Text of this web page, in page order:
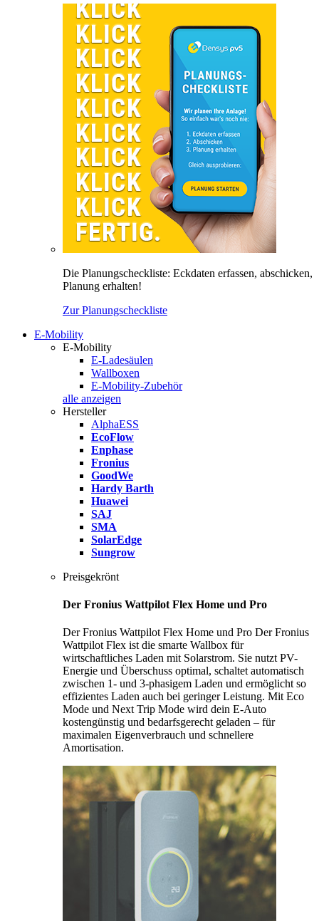
Die Planungscheckliste: Eckdaten erfassen, abschicken,
Planung erhalten!
Zur Planungscheckliste
E-Mobility
E-Mobility
E-Ladesäulen
Wallboxen
E-Mobility-Zubehör
alle anzeigen
Hersteller
AlphaESS
EcoFlow
Enphase
Fronius
GoodWe
Hardy Barth
Huawei
SAJ
SMA
SolarEdge
Sungrow
Preisgekrönt
Der Fronius Wattpilot Flex Home und Pro
Der Fronius Wattpilot Flex Home und Pro Der Fronius
Wattpilot Flex ist die smarte Wallbox für
wirtschaftliches Laden mit Solarstrom. Sie nutzt PV-
Energie und Überschuss optimal, schaltet automatisch
zwischen 1- und 3-phasigem Laden und ermöglicht so
effizientes Laden auch bei geringer Leistung. Mit Eco
Mode und Next Trip Mode wird dein E-Auto
kostengünstig und bedarfsgerecht geladen – für
maximalen Eigenverbrauch und schnellere
Amortisation.